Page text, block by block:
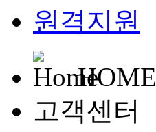
원격지원
HOME
고객센터